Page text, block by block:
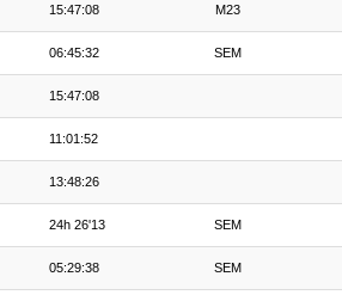
15:47:08 M23
06:45:32 SEM
15:47:08
11:01:52
13:48:26
24h 26'13 SEM
05:29:38 SEM